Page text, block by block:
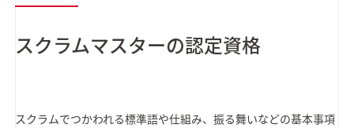
スクラムマスターの認定資格
スクラムでつかわれる標準語や仕組み、振る舞いなどの基本事項